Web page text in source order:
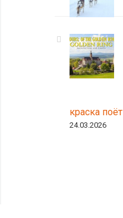
краска поёт
24.03.2026